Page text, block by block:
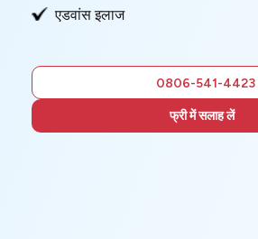
फ्री में
लें
एडवांस इलाज
0806-541-4423
फ्री में सलाह लें